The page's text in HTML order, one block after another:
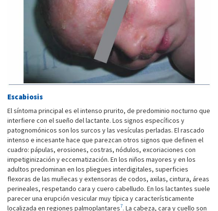
Escabiosis
El síntoma principal es el intenso prurito, de predominio nocturno que
interfiere con el sueño del lactante. Los signos específicos y
patognomónicos son los surcos y las vesículas perladas. El rascado
intenso e incesante hace que parezcan otros signos que definen el
cuadro: pápulas, erosiones, costras, nódulos, excoriaciones con
impetiginización y eccematización. En los niños mayores y en los
adultos predominan en los pliegues interdigitales, superficies
flexoras de las muñecas y extensoras de codos, axilas, cintura, áreas
perineales, respetando cara y cuero cabelludo. En los lactantes suele
parecer una erupción vesicular muy típica y característicamente
localizada en regiones palmoplantares7. La cabeza, cara y cuello son